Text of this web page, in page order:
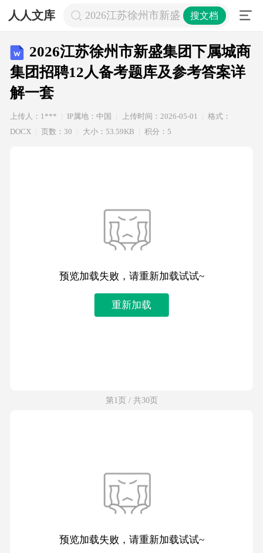
人人文库 2026江苏徐州市新盛集团下属城商集
搜文档
2026江苏徐州市新盛集团下属城商
集团招聘12人备考题库及参考答案详
解一套
上传人：1*** IP属地：中国 上传时间：2026-05-01
格式：
DOCX
页数：30 大小：53.59KB 积分：5
预览加载失败，请重新加载试试~
重新加载
第1页 / 共30页
预览加载失败，请重新加载试试~